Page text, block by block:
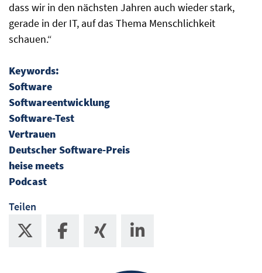
dass wir in den nächsten Jahren auch wieder stark,
gerade in der IT, auf das Thema Menschlichkeit
schauen.“
Keywords:
Software
Softwareentwicklung
Software-Test
Vertrauen
Deutscher Software-Preis
heise meets
Podcast
Teilen